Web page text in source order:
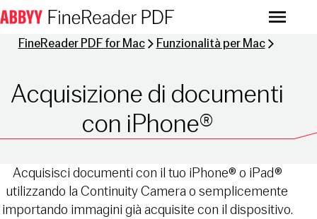
Menu
FineReader PDF for Mac Funzionalità per Mac
Acquisizione di documenti
con iPhone®
Acquisisci documenti con il tuo iPhone® o iPad®
utilizzando la Continuity Camera o semplicemente
importando immagini già acquisite con il dispositivo.